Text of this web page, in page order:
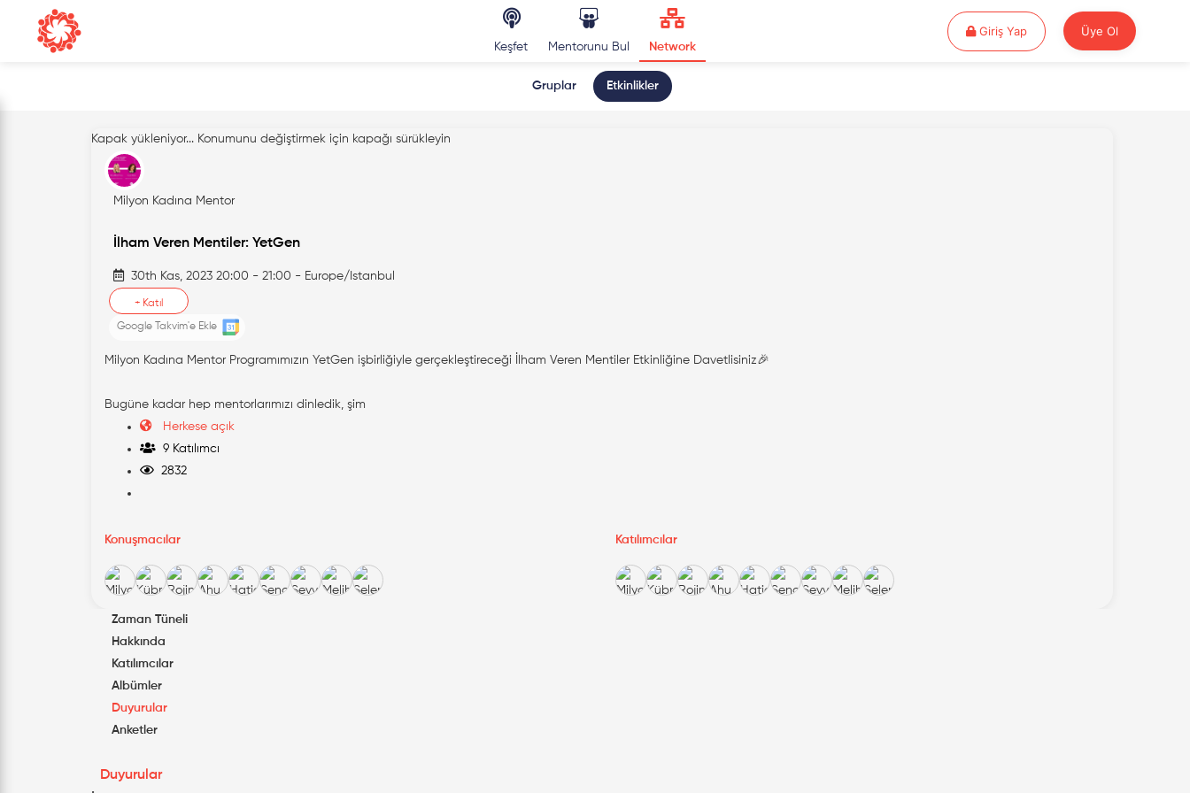
Keşfet Mentorunu Bul Network
Giriş YapGiriş Yap Üye Ol
Gruplar Etkinlikler
Kapak yükleniyor... Konumunu değiştirmek için kapağı sürükleyin
Milyon Kadına Mentor
İlham Veren Mentiler: YetGen
30th Kas, 2023 20:00 - 21:00 - Europe/Istanbul
+ Katıl
Google Takvim'e Ekle
Milyon Kadına Mentor Programımızın YetGen işbirliğiyle gerçekleştireceği İlham Veren Mentiler Etkinliğine Davetlisiniz🎉
Bugüne kadar hep mentorlarımızı dinledik, şim
Herkese açık
9 Katılımcı
2832
Konuşmacılar Katılımcılar
Zaman Tüneli
Hakkında
Katılımcılar
Albümler
Duyurular
Anketler
Duyurular